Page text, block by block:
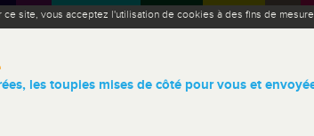
ce site, vous acceptez l'utilisation de cookies à des fins de
les toupies mises de côté pour vous et